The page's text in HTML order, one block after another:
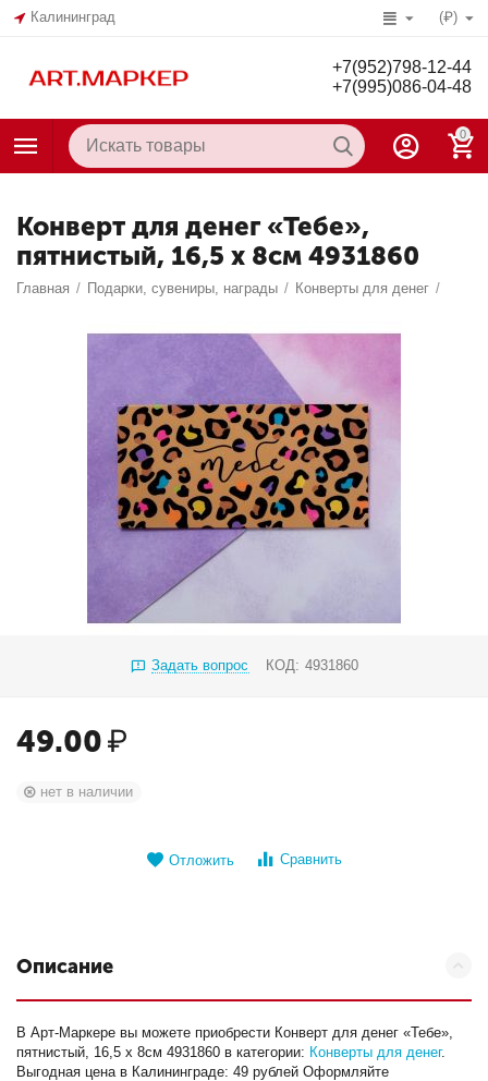
Калининград (₽)
+7(952)798-12-44
+7(995)086-04-48
0
Конверт для денег «Тебе»,
пятнистый, 16,5 х 8см 4931860
Главная / Подарки, сувениры, награды / Конверты для денег /
Задать вопрос КОД: 4931860
49.00₽
нет в наличии
Отложить Сравнить
Описание
В Арт-Маркере вы можете приобрести Конверт для денег «Тебе»,
пятнистый, 16,5 х 8см 4931860 в категории: Конверты для денег.
Выгодная цена в Калининграде: 49 рублей Оформляйте